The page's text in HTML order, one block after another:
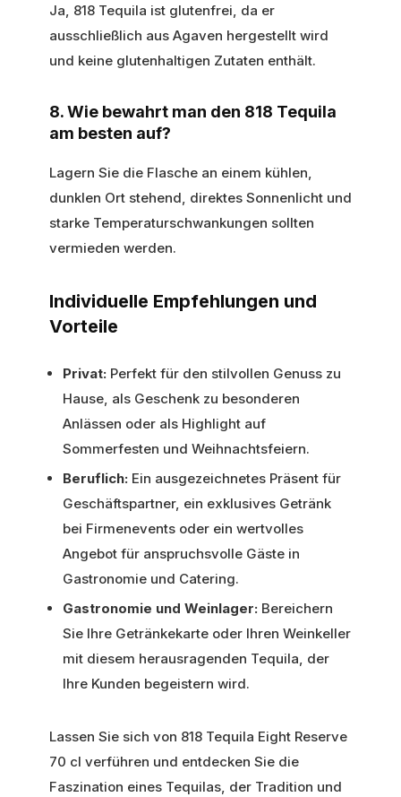
Ja, 818 Tequila ist glutenfrei, da er
ausschließlich aus Agaven hergestellt wird
und keine glutenhaltigen Zutaten enthält.
8. Wie bewahrt man den 818 Tequila
am besten auf?
Lagern Sie die Flasche an einem kühlen,
dunklen Ort stehend, direktes Sonnenlicht und
starke Temperaturschwankungen sollten
vermieden werden.
Individuelle Empfehlungen und
Vorteile
Privat: Perfekt für den stilvollen Genuss zu
Hause, als Geschenk zu besonderen
Anlässen oder als Highlight auf
Sommerfesten und Weihnachtsfeiern.
Beruflich: Ein ausgezeichnetes Präsent für
Geschäftspartner, ein exklusives Getränk
bei Firmenevents oder ein wertvolles
Angebot für anspruchsvolle Gäste in
Gastronomie und Catering.
Gastronomie und Weinlager: Bereichern
Sie Ihre Getränkekarte oder Ihren Weinkeller
mit diesem herausragenden Tequila, der
Ihre Kunden begeistern wird.
Lassen Sie sich von 818 Tequila Eight Reserve
70 cl verführen und entdecken Sie die
Faszination eines Tequilas, der Tradition und